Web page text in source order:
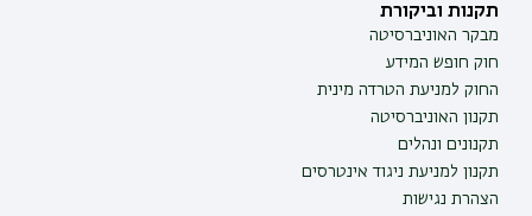
תקנות וביקורת
מבקר האוניברסיטה
חוק חופש המידע
החוק למניעת הטרדה מינית
תקנון האוניברסיטה
תקנונים ונהלים
תקנון למניעת ניגוד אינטרסים
הצהרת נגישות